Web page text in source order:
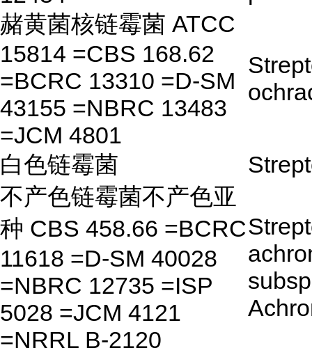
赭黄菌核链霉菌 ATCC
15814 =CBS 168.62
=BCRC 13310 =D-SM
43155 =NBRC 13483
=JCM 4801
白色链霉菌
不产色链霉菌不产色亚
种 CBS 458.66 =BCRC
11618 =D-SM 40028
=NBRC 12735 =ISP
5028 =JCM 4121
=NRRL B-2120